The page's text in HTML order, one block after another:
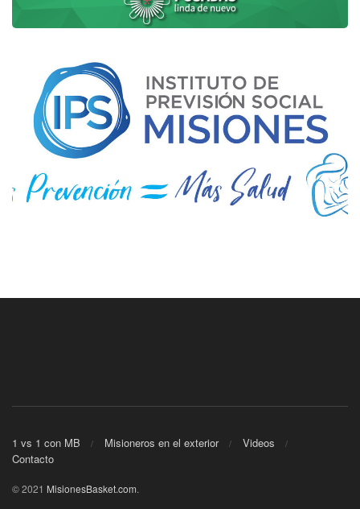
1 vs 1 con MB Misioneros en el exterior
Videos
Contacto
© 2021 MisionesBasket.com.